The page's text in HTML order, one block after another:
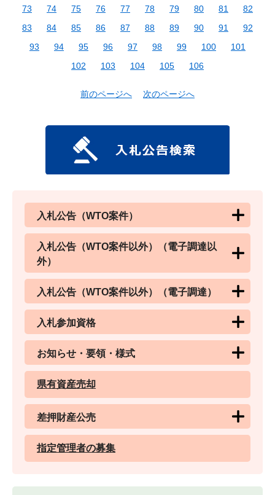
73
74 75 76 77 78 79 80 81
82
83
84 85 86 87 88 89 90 91
92
93
94 95 96 97 98 99 100
101
102
103 104 105 106
前のページへ 次のページへ
入札公告（WTO案件）
入札公告（WTO案件以外）（電子調達以
外）
入札公告（WTO案件以外）（電子調達）
入札参加資格
お知らせ・要領・様式
県有資産売却
差押財産公売
指定管理者の募集